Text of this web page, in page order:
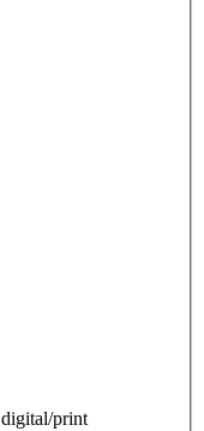
Einverständnis zur Veröffentlichung digital/print